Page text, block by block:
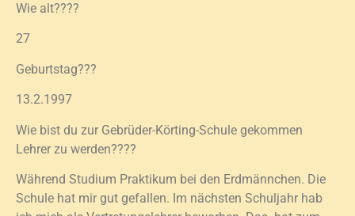
Wie alt????
27
Geburtstag???
13.2.1997
Wie bist du zur Gebrüder-Körting-Schule gekommen
Lehrer zu werden????
Während Studium Praktikum bei den Erdmännchen. Die
Schule hat mir gut gefallen. Im nächsten Schuljahr hab